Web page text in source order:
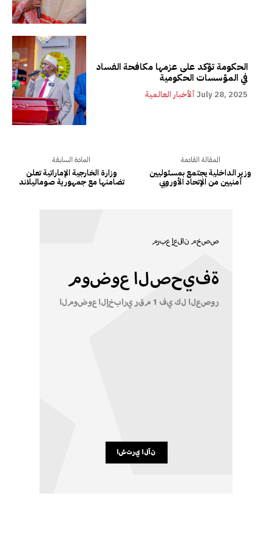
الحكومة تؤكد على عزمها مكافحة الفساد
في المؤسسات الحكومية
ألأخبار العالمية July 28, 2025
المادة السابقة
وزارة الخارجية الإماراتية تعلن
تضامنها مع جمهورية صوماليلاند
المقالة القادمة
وزير الداخلية يجتمع بمسئوليين
أمنيين من الإتحاد الأوروبي